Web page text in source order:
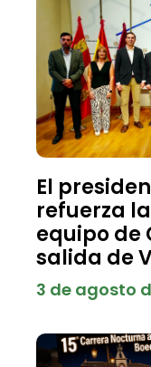
El
refuerza
equipo de
salida de
3 de agosto